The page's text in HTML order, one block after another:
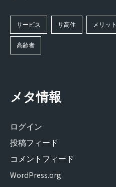
サービス サ高住 メリット
高齢者
メタ情報
ログイン
投稿フィード
コメントフィード
WordPress.org